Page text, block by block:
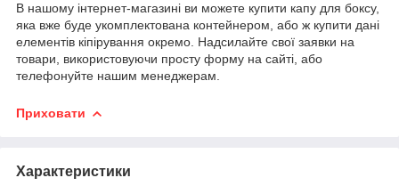
В нашому інтернет-магазині ви можете купити капу для боксу,
яка вже буде укомплектована контейнером, або ж купити дані
елементів кіпірування окремо. Надсилайте свої заявки на
товари, використовуючи просту форму на сайті, або
телефонуйте нашим менеджерам.
Приховати
Характеристики